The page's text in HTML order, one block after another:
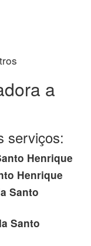
a
serviços:
Henrique
Henrique
Santo
Santo